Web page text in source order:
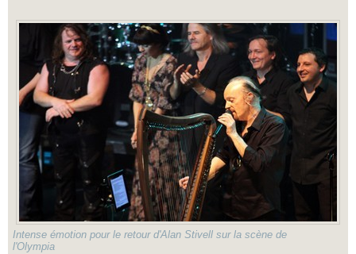
Intense émotion pour le retour d'Alan Stivell sur la scène de
l'Olympia